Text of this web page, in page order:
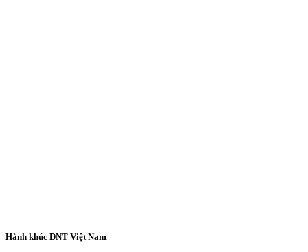
Hành khúc DNT Việt Nam